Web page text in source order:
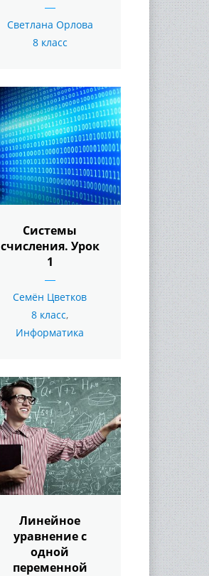
Светлана Орлова
8 класс
Системы
счисления. Урок
1
Семён Цветков
8 класс,
Информатика
Линейное
уравнение с
одной
переменной